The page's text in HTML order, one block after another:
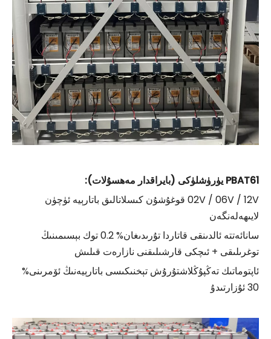
PBAT61 يۈرۈشلۈكى (بايراقدار مەھسۇلات):
02V / 06V / 12V قوغۇشۇن كىسلاتالىق باتارېيە ئۈچۈن
لايىھەلەنگەن
سانائەتتە ئالدىنقى قاتاردا تۇرىدىغان% 0.2 توك بېسىمىنىڭ
توغرىلىقى + ئىچكى قارشىلىقنى نازارەت قىلىش
ئاپتوماتىك تەڭپۇڭلاشتۇرۇش تېخنىكىسى باتارېيەنىڭ ئۆمرىنى%
30 ئۇزارتىدۇ